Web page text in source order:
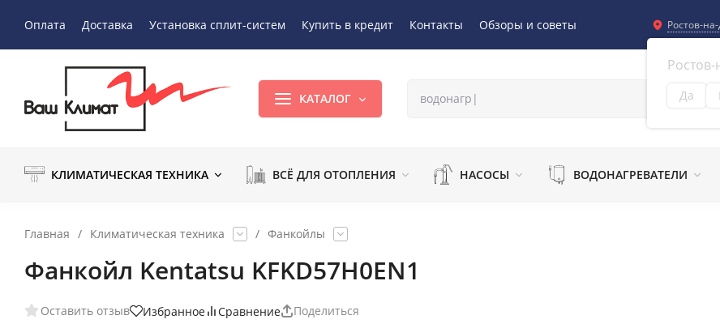
Оплата Доставка Установка сплит-систем Купить в кредит Контакты Обзоры и советы Ростов-
Да
КАТАЛОГ
КЛИМАТИЧЕСКАЯ ТЕХНИКА ВСЁ ДЛЯ ОТОПЛЕНИЯ НАСОСЫ ВОДОНАГРЕВАТЕЛИ
Главная / Климатическая техника / Фанкойлы
Фанкойл Kentatsu KFKD57H0EN1
Оставить отзыв Избранное Сравнение Поделиться